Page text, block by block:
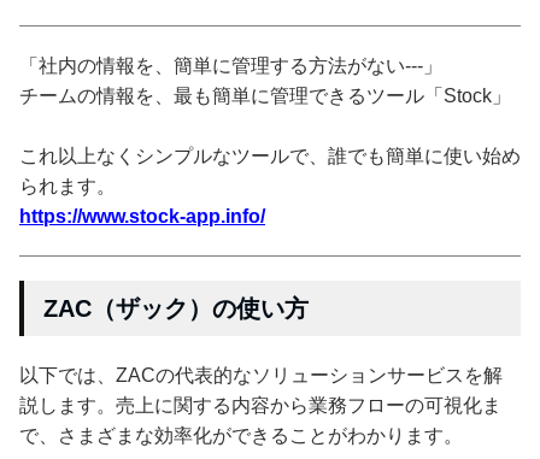
「社内の情報を、簡単に管理する方法がない---」
チームの情報を、最も簡単に管理できるツール「Stock」
これ以上なくシンプルなツールで、誰でも簡単に使い始め
られます。
https://www.stock-app.info/
ZAC（ザック）の使い方
以下では、ZACの代表的なソリューションサービスを解
説します。売上に関する内容から業務フローの可視化ま
で、さまざまな効率化ができることがわかります。